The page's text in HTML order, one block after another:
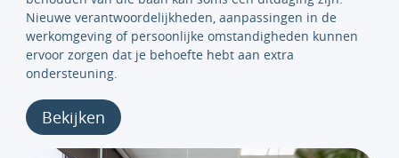
Nieuwe verantwoordelijkheden, aanpassingen in de
werkomgeving of persoonlijke omstandigheden kunnen
ervoor zorgen dat je behoefte hebt aan extra
ondersteuning.
Bekijken